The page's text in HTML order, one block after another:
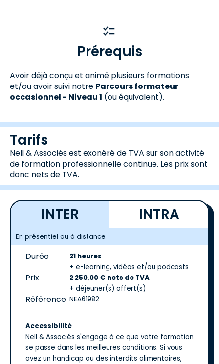
Prérequis
Avoir déjà conçu et animé plusieurs formations
et/ou avoir suivi notre Parcours formateur
occasionnel - Niveau 1 (ou équivalent).
Tarifs
Nell & Associés est exonéré de TVA sur son activité
de formation professionnelle continue. Les prix sont
donc nets de TVA.
INTER INTRA
En présentiel ou à distance
Durée
21 heures
+ e-learning, vidéos et/ou podcasts
Prix
2 250,00 € nets de TVA
+ déjeuner(s) offert(s)
Référence NEA61982
Accessibilité
Nell & Associés s'engage à ce que votre formation
se passe dans les meilleures conditions. Si vous
avez un handicap ou des interdits alimentaires,